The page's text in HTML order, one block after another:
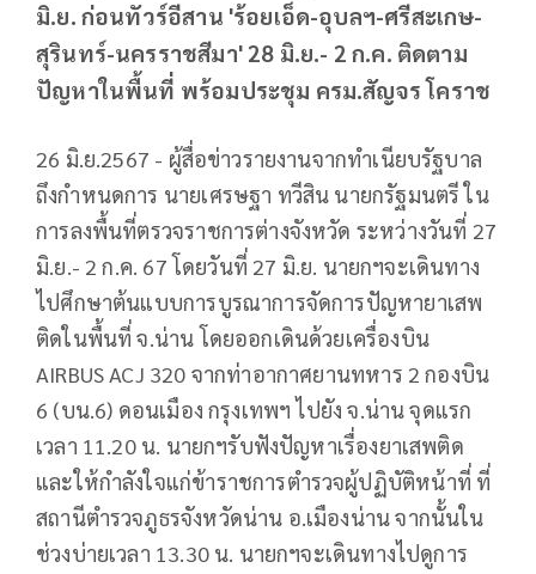
มิ.ย. ก่อนทัวร์อีสาน 'ร้อยเอ็ด-อุบลฯ-ศรีสะเกษ-
สุรินทร์-นครราชสีมา' 28 มิ.ย.- 2 ก.ค. ติดตาม
ปัญหาในพื้นที่ พร้อมประชุม ครม.สัญจร โคราช
26 มิ.ย.2567 - ผู้สื่อข่าวรายงานจากทำเนียบรัฐบาล
ถึงกำหนดการ นายเศรษฐา ทวีสิน นายกรัฐมนตรี ใน
การลงพื้นที่ตรวจราชการต่างจังหวัด ระหว่างวันที่ 27
มิ.ย.- 2 ก.ค. 67 โดยวันที่ 27 มิ.ย. นายกฯจะเดินทาง
ไปศึกษาต้นแบบการบูรณาการจัดการปัญหายาเสพ
ติดในพื้นที่ จ.น่าน โดยออกเดินด้วยเครื่องบิน
AIRBUS ACJ 320 จากท่าอากาศยานทหาร 2 กองบิน
6 (บน.6) ดอนเมือง กรุงเทพฯ ไปยัง จ.น่าน จุดแรก
เวลา 11.20 น. นายกฯรับฟังปัญหาเรื่องยาเสพติด
และให้กำลังใจแก่ข้าราชการตำรวจผู้ปฏิบัติหน้าที่ ที่
สถานีตำรวจภูธรจังหวัดน่าน อ.เมืองน่าน จากนั้นใน
ช่วงบ่ายเวลา 13.30 น. นายกฯจะเดินทางไปดูการ